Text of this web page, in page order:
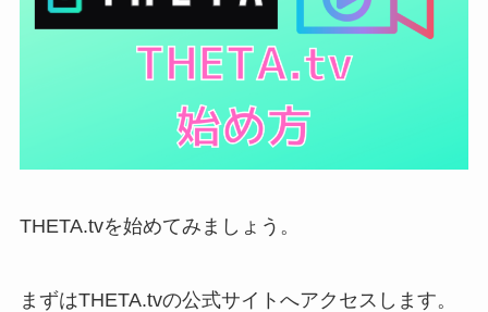
THETA.tvを始めてみましょう。
まずはTHETA.tvの公式サイトへアクセスします。